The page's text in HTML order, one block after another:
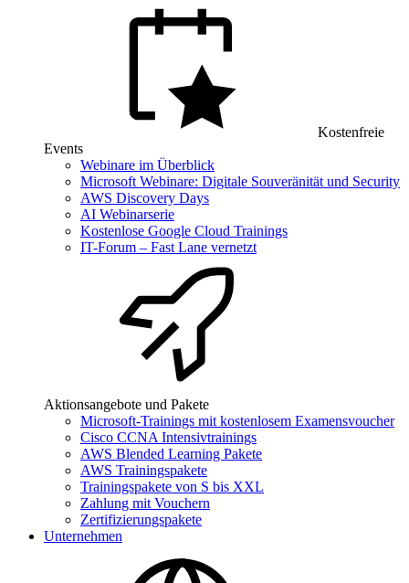
Kostenfreie
Events
Webinare im Überblick
Microsoft Webinare: Digitale Souveränität und Security
AWS Discovery Days
AI Webinarserie
Kostenlose Google Cloud Trainings
IT-Forum – Fast Lane vernetzt
Aktionsangebote und Pakete
Microsoft-Trainings mit kostenlosem Examensvoucher
Cisco CCNA Intensivtrainings
AWS Blended Learning Pakete
AWS Trainingspakete
Trainingspakete von S bis XXL
Zahlung mit Vouchern
Zertifizierungspakete
Unternehmen